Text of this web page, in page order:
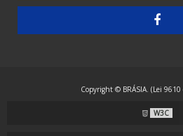
Embaladora de Resma - Grandes Formatos
Embaladora Envelopadora Stretch
Embaladora Flow Pack - Grande Porte
Copyright © BRÁSIA. (Lei
W3C